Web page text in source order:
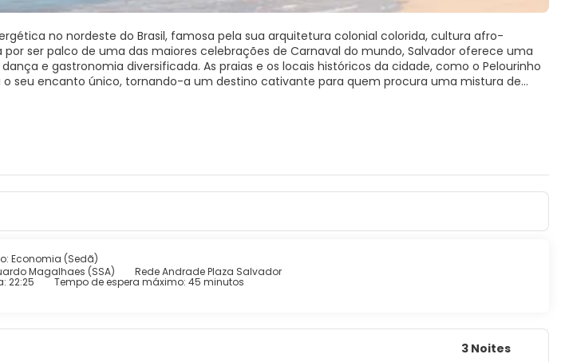
no nordeste do Brasil, famosa pela sua arquitetura colonial colorida, cultura afro-
por ser palco de uma das maiores celebrações de Carnaval do mundo, Salvador oferece uma
e gastronomia diversificada. As praias e os locais históricos da cidade, como o Pelourinho
o seu encanto único, tornando-a um destino cativante para quem procura uma mistura de
Economia (Sedã)
Magalhaes (SSA)
Rede Andrade Plaza Salvador
22:25 Tempo de espera máximo: 45 minutos
3 Noites